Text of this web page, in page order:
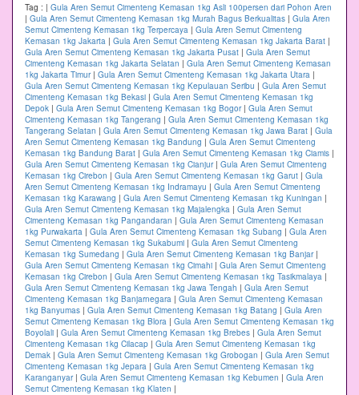
Tag : | Gula Aren Semut Cimenteng Kemasan 1kg Asli 100persen dari Pohon Aren
| Gula Aren Semut Cimenteng Kemasan 1kg Murah Bagus Berkualitas | Gula Aren
Semut Cimenteng Kemasan 1kg Terpercaya | Gula Aren Semut Cimenteng
Kemasan 1kg Jakarta | Gula Aren Semut Cimenteng Kemasan 1kg Jakarta Barat |
Gula Aren Semut Cimenteng Kemasan 1kg Jakarta Pusat | Gula Aren Semut
Cimenteng Kemasan 1kg Jakarta Selatan | Gula Aren Semut Cimenteng Kemasan
1kg Jakarta Timur| Gula Aren Semut Cimenteng Kemasan 1kg Jakarta Utara |
Gula Aren Semut Cimenteng Kemasan 1kg Kepulauan Seribu | Gula Aren Semut
Cimenteng Kemasan 1kg Bekasi | Gula Aren Semut Cimenteng Kemasan 1kg
Depok | Gula Aren Semut Cimenteng Kemasan 1kg Bogor| Gula Aren Semut
Cimenteng Kemasan 1kg Tangerang | Gula Aren Semut Cimenteng Kemasan 1kg
Tangerang Selatan | Gula Aren Semut Cimenteng Kemasan 1kg Jawa Barat | Gula
Aren Semut Cimenteng Kemasan 1kg Bandung | Gula Aren Semut Cimenteng
Kemasan 1kg Bandung Barat | Gula Aren Semut Cimenteng Kemasan 1kg Ciamis |
Gula Aren Semut Cimenteng Kemasan 1kg Cianjur| Gula Aren Semut Cimenteng
Kemasan 1kg Cirebon | Gula Aren Semut Cimenteng Kemasan 1kg Garut | Gula
Aren Semut Cimenteng Kemasan 1kg Indramayu | Gula Aren Semut Cimenteng
Kemasan 1kg Karawang | Gula Aren Semut Cimenteng Kemasan 1kg Kuningan |
Gula Aren Semut Cimenteng Kemasan 1kg Majalengka | Gula Aren Semut
Cimenteng Kemasan 1kg Pangandaran | Gula Aren Semut Cimenteng Kemasan
1kg Purwakarta | Gula Aren Semut Cimenteng Kemasan 1kg Subang | Gula Aren
Semut Cimenteng Kemasan 1kg Sukabumi | Gula Aren Semut Cimenteng
Kemasan 1kg Sumedang | Gula Aren Semut Cimenteng Kemasan 1kg Banjar|
Gula Aren Semut Cimenteng Kemasan 1kg Cimahi | Gula Aren Semut Cimenteng
Kemasan 1kg Cirebon | Gula Aren Semut Cimenteng Kemasan 1kg Tasikmalaya |
Gula Aren Semut Cimenteng Kemasan 1kg Jawa Tengah | Gula Aren Semut
Cimenteng Kemasan 1kg Banjarnegara | Gula Aren Semut Cimenteng Kemasan
1kg Banyumas | Gula Aren Semut Cimenteng Kemasan 1kg Batang | Gula Aren
Semut Cimenteng Kemasan 1kg Blora | Gula Aren Semut Cimenteng Kemasan 1kg
Boyolali | Gula Aren Semut Cimenteng Kemasan 1kg Brebes | Gula Aren Semut
Cimenteng Kemasan 1kg Cilacap | Gula Aren Semut Cimenteng Kemasan 1kg
Demak | Gula Aren Semut Cimenteng Kemasan 1kg Grobogan | Gula Aren Semut
Cimenteng Kemasan 1kg Jepara | Gula Aren Semut Cimenteng Kemasan 1kg
Karanganyar| Gula Aren Semut Cimenteng Kemasan 1kg Kebumen | Gula Aren
Semut Cimenteng Kemasan 1kg Klaten |